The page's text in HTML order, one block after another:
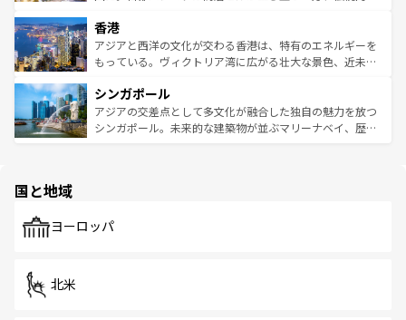
とつ。フォーやバインミー、ベトナムコーヒーなどは、ぜ
ひ現地で味わいたい。どの地域を訪れてもあたたかい人々
が旅行者を迎えてくれるので、きっと忘れられない旅にな
参照してほしい。
の活気が交差している。北部ではチェンマイなどの山岳地
帯で自然と触れ合い、南部ではプーケットやクラビの美し
いビーチでリゾート気分を楽しむことができる。タイ料理
激する。気候は一年中温暖で、どの季節にも異なる楽しみ
が待っている。親しみやすいタイの人々、仏教を中心とし
た文化、そして多様な観光資源が、訪れる旅人を魅了し続
香港
アジアと西洋の文化が交わる香港は、特有のエネルギーを
もっている。ヴィクトリア湾に広がる壮大な景色、近未来
み、どこを訪れても感動するはず。観光スポットが密集し
ており、効率よく見どころを回れるのも魅力。息をのむよ
うな絶景から文化的な体験まで、香港を存分に楽しみ尽く
シンガポール
アジアの交差点として多文化が融合した独自の魅力を放つ
シンガポール。未来的な建築物が並ぶマリーナベイ、歴史
で、ホーカーズは地元の風情を楽しめる外せないスポット
国と地域
ヨーロッパ
北米